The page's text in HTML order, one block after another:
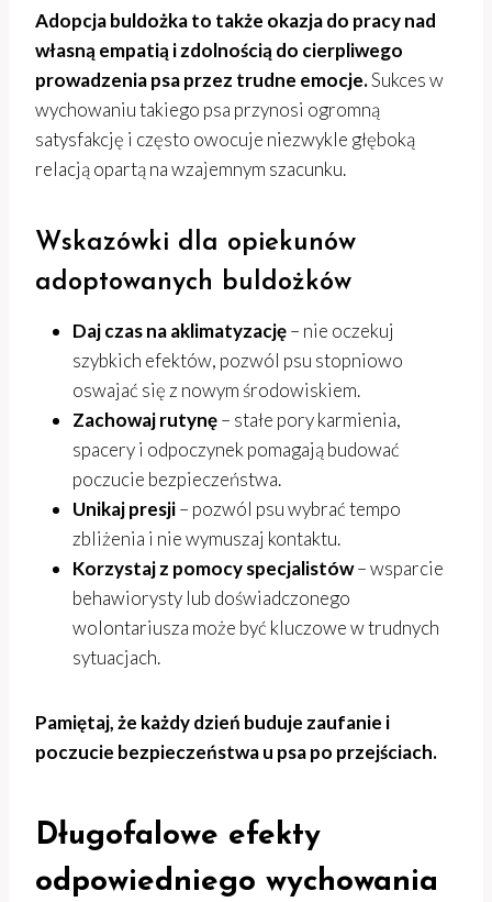
Adopcja buldożka to także okazja do pracy nad
własną empatią i zdolnością do cierpliwego
prowadzenia psa przez trudne emocje.Sukces w
wychowaniu takiego psa przynosi ogromną
satysfakcję i często owocuje niezwykle głęboką
relacją opartą na wzajemnym szacunku.
Wskazówki dla opiekunów
adoptowanych buldożków
Daj czas na aklimatyzację– nie oczekuj
szybkich efektów, pozwól psu stopniowo
oswajać się z nowym środowiskiem.
Zachowaj rutynę– stałe pory karmienia,
spacery i odpoczynek pomagają budować
poczucie bezpieczeństwa.
Unikaj presji– pozwól psu wybrać tempo
zbliżenia i nie wymuszaj kontaktu.
Korzystaj z pomocy specjalistów– wsparcie
behawiorysty lub doświadczonego
wolontariusza może być kluczowe w trudnych
sytuacjach.
Pamiętaj, że każdy dzień buduje zaufanie i
poczucie bezpieczeństwa u psa po przejściach.
Długofalowe efekty
odpowiedniego wychowania